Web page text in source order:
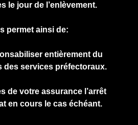
le jour de l’enlèvement.
permet ainsi de:
entièrement du
des services préfectoraux.
de votre assurance l’arrêt
en cours le cas échéant.